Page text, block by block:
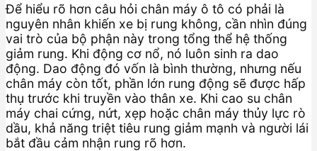
Để hiểu rõ hơn câu hỏi chân máy ô tô có phải là
nguyên nhân khiến xe bị rung không, cần nhìn đúng
vai trò của bộ phận này trong tổng thể hệ thống
giảm rung. Khi động cơ nổ, nó luôn sinh ra dao
động. Dao động đó vốn là bình thường, nhưng nếu
chân máy còn tốt, phần lớn rung động sẽ được hấp
thụ trước khi truyền vào thân xe. Khi cao su chân
máy chai cứng, nứt, xẹp hoặc chân máy thủy lực rò
dầu, khả năng triệt tiêu rung giảm mạnh và người lái
bắt đầu cảm nhận rung rõ hơn.